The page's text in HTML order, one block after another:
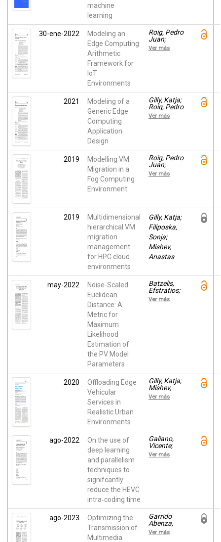
machine
learning
30-ene-2022
Modeling an
Edge Computing
Arithmetic
Framework for
IoT
Environments
Roig, Pedro
Juan;
Alcaraz,
Salvador;
Ver más
2021
Modeling of a
Generic Edge
Computing
Application
Design
Gilly, Katja;
Roig, Pedro
Juan;
Alcaraz,
Juiz, Carlos
Ver más
2019
Modelling VM
Migration in a
Fog Computing
Environment
Roig, Pedro
Juan;
Alcaraz,
Salvador;
Ver más
2019
Multidimensional
hierarchical VM
migration
management
for HPC cloud
environments
Gilly, Katja;
Filiposka,
Sonja;
Mishev,
Anastas
may-2022
Noise-Scaled
Euclidean
Distance: A
Metric for
Maximum
Likelihood
Estimation of
the PV Model
Parameters
Batzelis,
Efstratios;
Blanes,
Jose M.;
Ver más
2020
Offloading Edge
Vehicular
Services in
Realistic Urban
Environments
Gilly, Katja;
Mishev,
Anastas;
Filiposka,
Ver más
ago-2022
On the use of
deep learning
and parallelism
techniques to
signifcantly
reduce the HEVC
intra‑coding time
Galiano,
Vicente;
Migallon,
Hector;
Otoniel
Mario;
Perez
Malumbres,
Manuel
Ver más
ago-2023
Optimizing the
Transmission of
Multimedia
Garrido
Abenza,
Pedro
Pablo;
Ver más